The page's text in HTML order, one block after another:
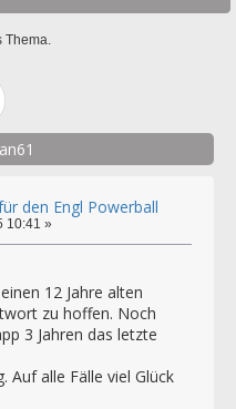
Thema.
den Engl Powerball
10:41 »
12 Jahre alten
zu hoffen. Noch
3 Jahren das letzte
Auf alle Fälle viel Glück